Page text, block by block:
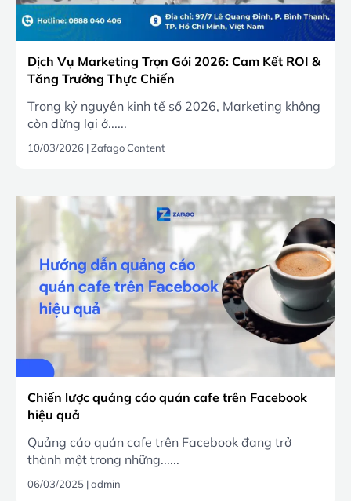
Dịch Vụ Marketing Trọn Gói 2026: Cam Kết ROI &
Tăng Trưởng Thực Chiến
Trong kỷ nguyên kinh tế số 2026, Marketing không
còn dừng lại ở......
10/03/2026 |Zafago Content
Chiến lược quảng cáo quán cafe trên Facebook
hiệu quả
Quảng cáo quán cafe trên Facebook đang trở
thành một trong những......
06/03/2025 |admin